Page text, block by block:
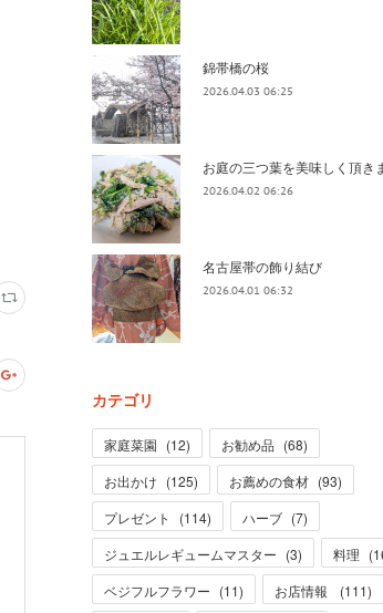
錦帯橋の桜
2026.04.03 06:25
お庭の三つ葉を美味しく頂き
2026.04.02 06:26
名古屋帯の飾り結び
2026.04.01 06:32
カテゴリ
家庭菜園 (12) お勧め品 (68)
お出かけ (125) お薦めの食材 (93)
プレゼント
(114) ハーブ (7)
ジュエルレギュームマスター (3) 料理 (
ベジフルフラワー (11) お店情報 (111)